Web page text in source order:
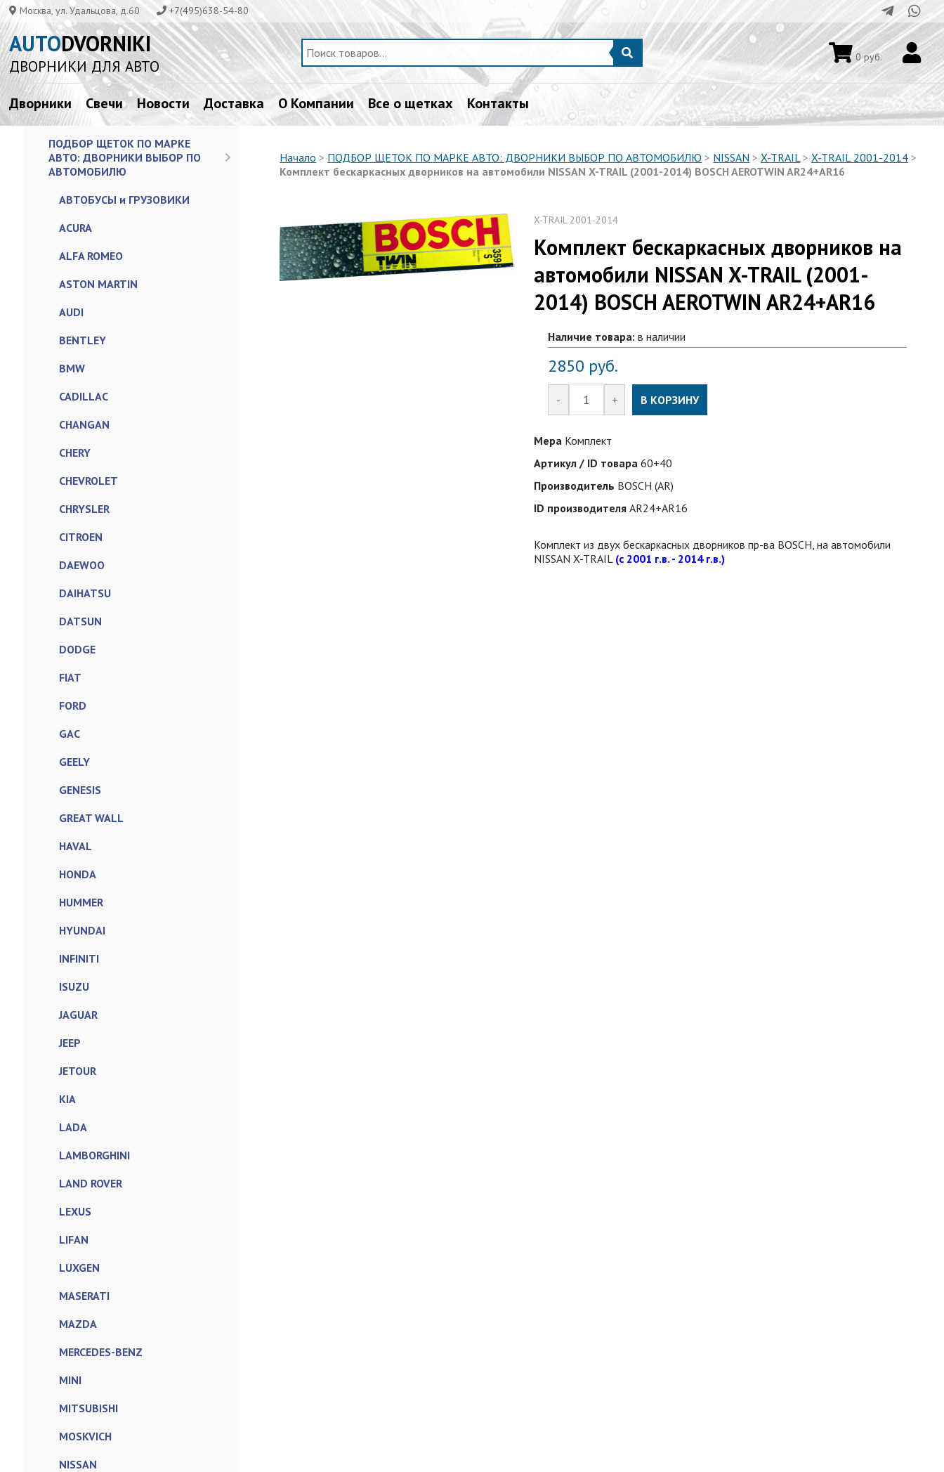
Москва, ул. Удальцова, д.60 +7(495)638-54-80
AUTODVORNIKI
ДВОРНИКИ ДЛЯ АВТО 0руб.
Дворники Свечи Новости Доставка О Компании Все о щетках Контакты
ПОДБОР ЩЕТОК ПО МАРКЕ
АВТО: ДВОРНИКИ ВЫБОР ПО
АВТОМОБИЛЮ
АВТОБУСЫ и ГРУЗОВИКИ
ACURA
ALFA ROMEO
ASTON MARTIN
AUDI
BENTLEY
BMW
CADILLAC
CHANGAN
CHERY
CHEVROLET
CHRYSLER
CITROEN
DAEWOO
DAIHATSU
DATSUN
DODGE
FIAT
FORD
GAC
GEELY
GENESIS
GREAT WALL
HAVAL
HONDA
HUMMER
HYUNDAI
INFINITI
ISUZU
JAGUAR
JEEP
JETOUR
KIA
LADA
LAMBORGHINI
LAND ROVER
LEXUS
LIFAN
LUXGEN
MASERATI
MAZDA
MERCEDES-BENZ
MINI
MITSUBISHI
MOSKVICH
NISSAN
Начало > ПОДБОР ЩЕТОК ПО МАРКЕ АВТО: ДВОРНИКИ ВЫБОР ПО АВТОМОБИЛЮ > NISSAN >X-TRAIL>X-TRAIL 2001-2014 >
Комплект бескаркаcных дворников на автомобили NISSAN X-TRAIL (2001-2014) BOSCH AEROTWIN AR24+AR16
X-TRAIL 2001-2014
Комплект бескаркаcных дворников на
автомобили NISSAN X-TRAIL (2001-
2014) BOSCH AEROTWIN AR24+AR16
Наличие товара: в наличии
2850 руб.
- + В КОРЗИНУ
Мера Комплект
Артикул / ID товара 60+40
Производитель BOSCH (AR)
ID производителя AR24+AR16
Комплект из двух бескаркаcных дворников пр-ва BOSCH, на автомобили
NISSAN X-TRAIL (c 2001 г.в. - 2014 г.в.)